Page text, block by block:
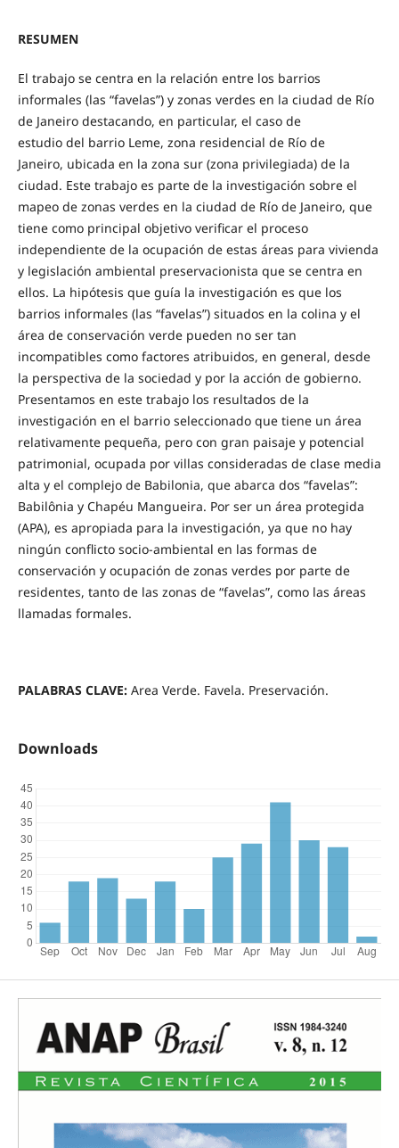
RESUMEN
El trabajo se centra en la relación entre los barrios
informales (las “favelas”) y zonas verdes en la ciudad de Río
de Janeiro destacando, en particular, el caso de
estudio del barrio Leme, zona residencial de Río de
Janeiro, ubicada en la zona sur (zona privilegiada) de la
ciudad. Este trabajo es parte de la investigación sobre el
mapeo de zonas verdes en la ciudad de Río de Janeiro, que
tiene como principal objetivo verificar el proceso
independiente de la ocupación de estas áreas para vivienda
y legislación ambiental preservacionista que se centra en
ellos. La hipótesis que guía la investigación es que los
barrios informales (las “favelas”) situados en la colina y el
área de conservación verde pueden no ser tan
incompatibles como factores atribuidos, en general, desde
la perspectiva de la sociedad y por la acción de gobierno.
Presentamos en este trabajo los resultados de la
investigación en el barrio seleccionado que tiene un área
relativamente pequeña, pero con gran paisaje y potencial
patrimonial, ocupada por villas consideradas de clase media
alta y el complejo de Babilonia, que abarca dos “favelas”:
Babilônia y Chapéu Mangueira. Por ser un área protegida
(APA), es apropiada para la investigación, ya que no hay
ningún conflicto socio-ambiental en las formas de
conservación y ocupación de zonas verdes por parte de
residentes, tanto de las zonas de “favelas”, como las áreas
llamadas formales.
PALABRAS CLAVE:Area Verde. Favela. Preservación.
Downloads